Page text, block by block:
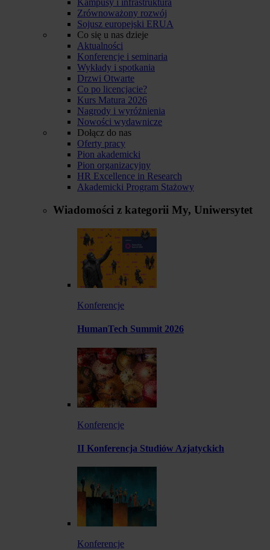
Zrównoważony rozwój
Sojusz europejski ERUA
Co się u nas dzieje
Aktualności
Konferencje i seminaria
Wykłady i spotkania
Drzwi Otwarte
Co po licencjacie?
Kurs Matura 2026
Nagrody i wyróżnienia
Nowości wydawnicze
Dołącz do nas
Oferty pracy
Pion akademicki
Pion organizacyjny
HR Excellence in Research
Akademicki Program Stażowy
Wiadomości z kategorii My, Uniwersytet
Konferencje
HumanTech Summit 2026
Konferencje
II Konferencja Studiów Azjatyckich
Konferencje